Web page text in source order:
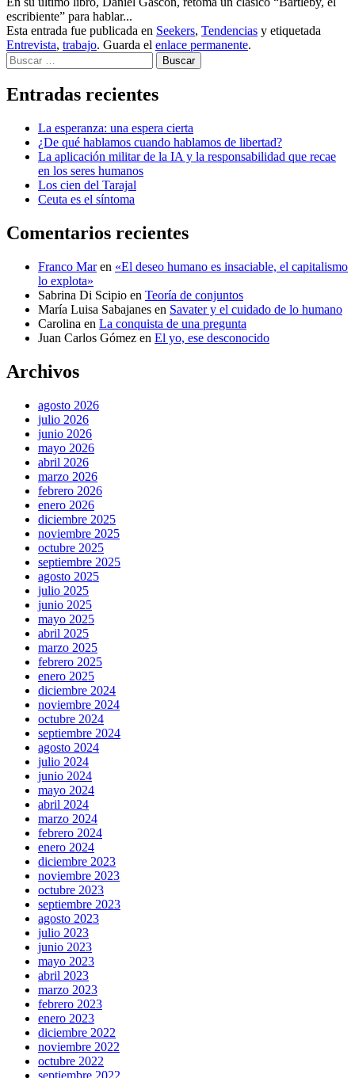
escribiente” para hablar...
Esta entrada fue publicada en Seekers, Tendencias y etiquetada
Entrevista, trabajo. Guarda el enlace permanente.
Buscar
Entradas recientes
La esperanza: una espera cierta
¿De qué hablamos cuando hablamos de libertad?
La aplicación militar de la IA y la responsabilidad que recae
en los seres humanos
Los cien del Tarajal
Ceuta es el síntoma
Comentarios recientes
Franco Maren «El deseo humano es insaciable, el capitalismo
lo explota»
Sabrina Di Scipio en Teoría de conjuntos
María Luisa Sabajanes en Savater y el cuidado de lo humano
Carolina en La conquista de una pregunta
Juan Carlos Gómez en El yo, ese desconocido
Archivos
agosto 2026
julio 2026
junio 2026
mayo 2026
abril 2026
marzo 2026
febrero 2026
enero 2026
diciembre 2025
noviembre 2025
octubre 2025
septiembre 2025
agosto 2025
julio 2025
junio 2025
mayo 2025
abril 2025
marzo 2025
febrero 2025
enero 2025
diciembre 2024
noviembre 2024
octubre 2024
septiembre 2024
agosto 2024
julio 2024
junio 2024
mayo 2024
abril 2024
marzo 2024
febrero 2024
enero 2024
diciembre 2023
noviembre 2023
octubre 2023
septiembre 2023
agosto 2023
julio 2023
junio 2023
mayo 2023
abril 2023
marzo 2023
febrero 2023
enero 2023
diciembre 2022
noviembre 2022
octubre 2022
septiembre 2022